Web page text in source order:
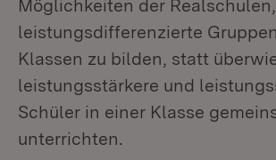
Möglichkeiten der Realschulen,
leistungsdifferenzierte
Klassen zu bilden, statt
leistungsstärkere und
Schüler in einer Klasse
unterrichten.